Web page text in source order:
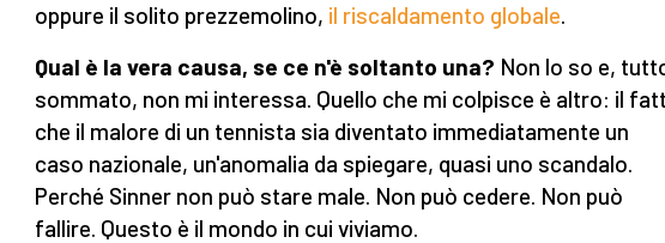
oppure il solito prezzemolino, il riscaldamento globale.
Qual è la vera causa, se ce n'è soltanto una? Non lo so e,
sommato, non mi interessa. Quello che mi colpisce è altro: il
che il malore di un tennista sia diventato immediatamente un
caso nazionale, un'anomalia da spiegare, quasi uno scandalo.
Perché Sinner non può stare male. Non può cedere. Non può
fallire. Questo è il mondo in cui viviamo.